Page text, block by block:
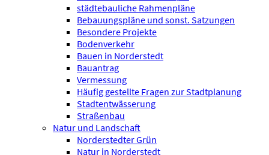
städtebauliche Rahmenpläne
Bebauungspläne und sonst. Satzungen
Besondere Projekte
Bodenverkehr
Bauen in Norderstedt
Bauantrag
Vermessung
Häufig gestellte Fragen zur Stadtplanung
Stadtentwässerung
Straßenbau
Natur und Landschaft
Norderstedter Grün
Natur in Norderstedt